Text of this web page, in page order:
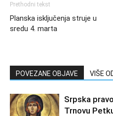
Prethodni tekst
Planska isključenja struje u
sredu 4. marta
POVEZANE OBJAVE VIŠE
Srpska
Trnovu